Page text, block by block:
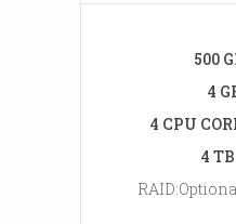
500
4
4 CPU
4 TB